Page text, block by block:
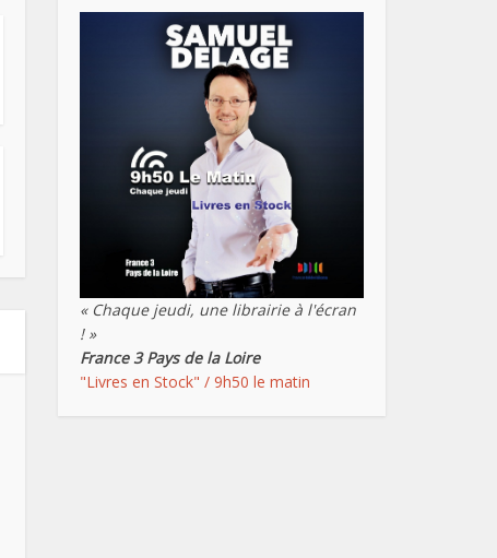
« Chaque jeudi, une librairie à l'écran
! »
France 3 Pays de la Loire
"Livres en Stock" / 9h50 le matin